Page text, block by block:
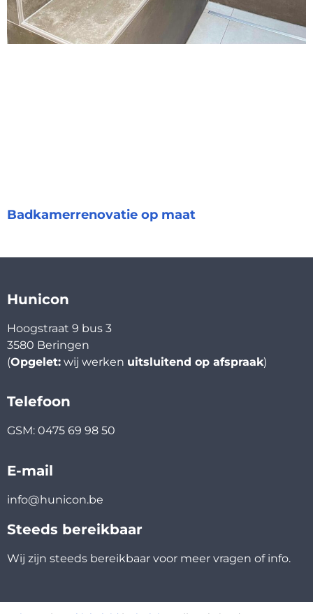
Badkamerrenovatie op maat
Hunicon
Hoogstraat 9 bus 3
3580 Beringen
(Opgelet: wij werken uitsluitend op afspraak)
Telefoon
GSM: 0475 69 98 50
E-mail
info@hunicon.be
Steeds bereikbaar
Wij zijn steeds bereikbaar voor meer vragen of info.